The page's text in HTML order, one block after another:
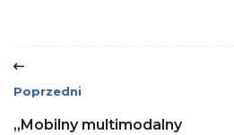
Poprzedni
„Mobilny multimodalny